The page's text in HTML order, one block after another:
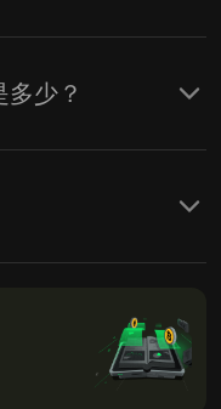
多少？